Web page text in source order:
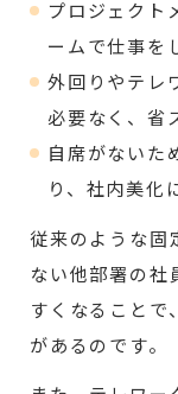
プロジェクト
ームで仕事を
外回りやテレ
必要なく、省
自席がないた
り、社内美化
従来のような固
ない他部署の社
すくなることで
があるのです。